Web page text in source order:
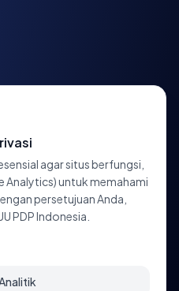
10,
Yogyakarta
agar situs berfungsi,
untuk memahami
persetujuan Anda,
PDP Indonesia.